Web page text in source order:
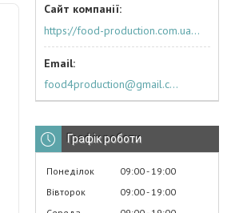
https://food-production.com.ua/ua/
food4production@gmail.com
Графік роботи
Понеділок 09:00 19:00
Вівторок
09:00 19:00